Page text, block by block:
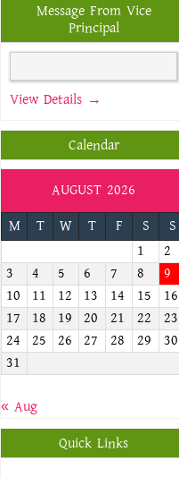
Message From Vice
Principal
View Details →
Calendar
AUGUST 2026
M
T W T F S
S
1
2
3
4 5 6 7 8
9
10
11 12 13 14 15
16
17
18 19 20 21 22
23
24
25 26 27 28 29
30
31
« Aug
Quick Links